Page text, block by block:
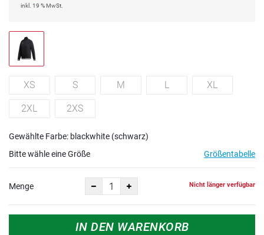
inkl. 19 % MwSt.
XS S M L XL
2XL 2XS
Gewählte Farbe: blackwhite (schwarz)
Bitte wähle eine Größe
Größentabelle
Menge Nicht länger verfügbar
IN DEN WARENKORB